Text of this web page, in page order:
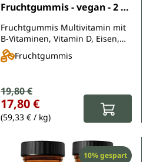
Fruchtgummis - vegan - 2 x
Fruchtgummis Multivitamin mit
B-Vitaminen, Vitamin D, Eisen,
Jod, Kupfer und Mangan
Fruchtgummis
Verkaufspreis:
Regulärer Preis:
19,80 €
17,80 €
(59,33 € / kg)
Rabatt
10% gespart